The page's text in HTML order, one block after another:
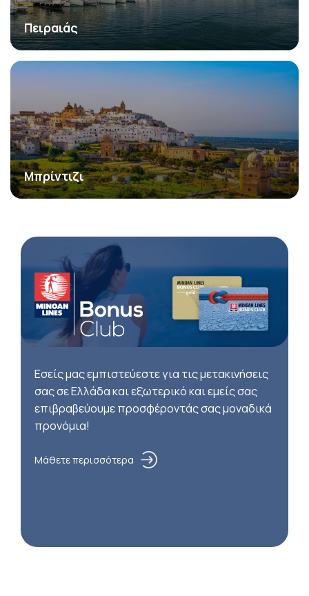
Πειραιάς
Μπρίντιζι
Εσείς μας εμπιστεύεστε για τις μετακινήσεις
σας σε Ελλάδα και εξωτερικό και εμείς σας
επιβραβεύουμε προσφέροντάς σας μοναδικά
προνόμια!
Μάθετε περισσότερα